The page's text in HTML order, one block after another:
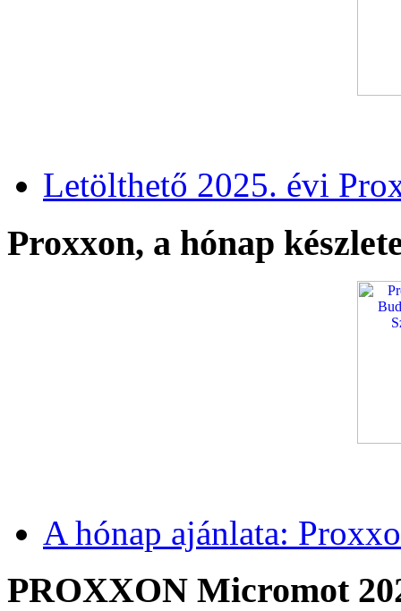
Letölthető 2025. évi
Proxxon, a hónap
A hónap ajánlata:
PROXXON Micromot